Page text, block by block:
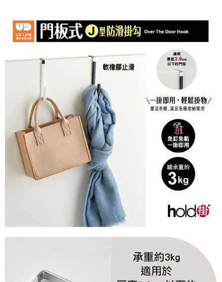
恩沛科技股份有限公司將有權停止該用戶之使用額度並採取法律行動。